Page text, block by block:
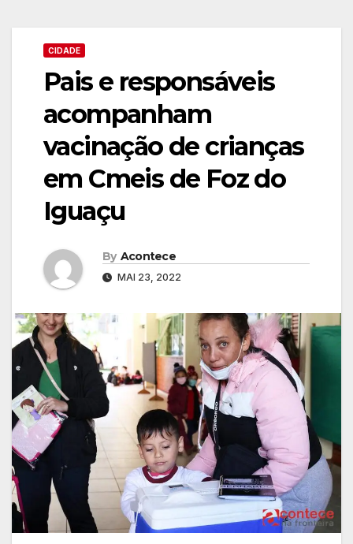
CIDADE
Pais e responsáveis
acompanham
vacinação de crianças
em Cmeis de Foz do
Iguaçu
By Acontece
MAI 23, 2022